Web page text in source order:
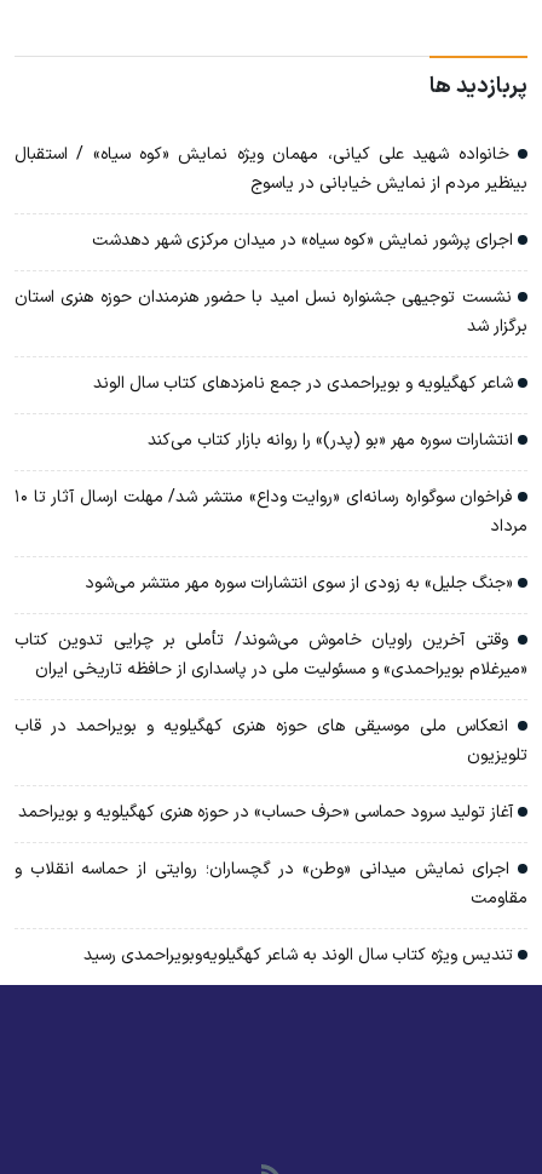
پربازدید ها
خانواده شهید علی کیانی، مهمان ویژه نمایش «کوه سیاه» / استقبال
بینظیر مردم از نمایش خیابانی در یاسوج
اجرای پرشور نمایش «کوه سیاه» در میدان مرکزی شهر دهدشت
نشست توجیهی جشنواره نسل امید با حضور هنرمندان حوزه هنری استان
برگزار شد
شاعر کهگیلویه و بویراحمدی در جمع نامزدهای کتاب سال الوند
انتشارات سوره مهر «بو (پدر)» را روانه بازار کتاب می‌کند
فراخوان سوگواره رسانه‌ای «روایت وداع» منتشر شد/ مهلت ارسال آثار تا ۱۰
مرداد
«جنگ جلیل» به زودی از سوی انتشارات سوره مهر منتشر می‌شود
وقتی آخرین راویان خاموش می‌شوند/ تأملی بر چرایی تدوین کتاب
«میرغلام بویراحمدی» و مسئولیت ملی در پاسداری از حافظه تاریخی ایران
انعکاس ملی موسیقی های حوزه هنری کهگیلویه و بویراحمد در قاب
تلویزیون
آغاز تولید سرود حماسی «حرف حساب» در حوزه هنری کهگیلویه و بویراحمد
اجرای نمایش میدانی «وطن» در گچساران؛ روایتی از حماسه انقلاب و
مقاومت
تندیس ویژه کتاب سال الوند به شاعر کهگیلویه‌وبویراحمدی رسید